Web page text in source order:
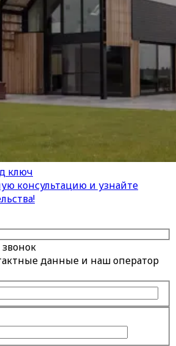
ключ
консультацию и узнайте
данные и наш оператор